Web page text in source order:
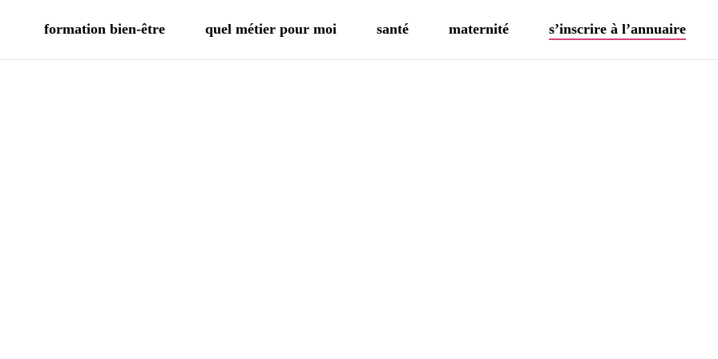
formation bien-être quel métier pour moi santé maternité s’inscrire à l’annuaire